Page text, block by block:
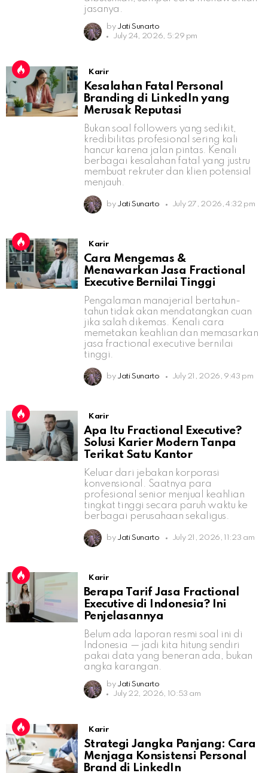
jasanya.
by Jati Sunarto
July 24, 2026, 5:29 pm
Karir
Kesalahan Fatal Personal
Branding di LinkedIn yang
Merusak Reputasi
Bukan soal followers yang sedikit,
kredibilitas profesional sering kali
hancur karena jalan pintas. Kenali
berbagai kesalahan fatal yang justru
membuat rekruter dan klien potensial
menjauh.
by Jati Sunarto July 27, 2026, 4:32 pm
Karir
Cara Mengemas &
Menawarkan Jasa Fractional
Executive Bernilai Tinggi
Pengalaman manajerial bertahun-
tahun tidak akan mendatangkan cuan
jika salah dikemas. Kenali cara
memetakan keahlian dan memasarkan
jasa fractional executive bernilai
tinggi.
by Jati Sunarto July 21, 2026, 9:43 pm
Karir
Apa Itu Fractional Executive?
Solusi Karier Modern Tanpa
Terikat Satu Kantor
Keluar dari jebakan korporasi
konvensional. Saatnya para
profesional senior menjual keahlian
tingkat tinggi secara paruh waktu ke
berbagai perusahaan sekaligus.
by Jati Sunarto July 21, 2026, 11:23 am
Karir
Berapa Tarif Jasa Fractional
Executive di Indonesia? Ini
Penjelasannya
Belum ada laporan resmi soal ini di
Indonesia — jadi kita hitung sendiri
pakai data yang beneran ada, bukan
angka karangan.
by Jati Sunarto
July 22, 2026, 10:53 am
Karir
Strategi Jangka Panjang: Cara
Menjaga Konsistensi Personal
Brand di LinkedIn